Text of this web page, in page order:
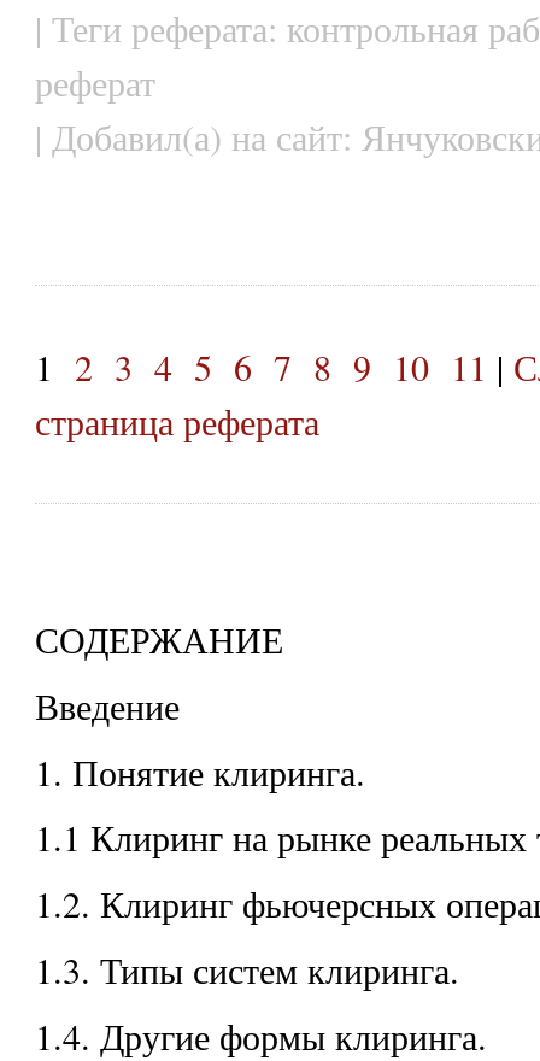
| Теги реферата: контрольная
реферат
| Добавил(а) на сайт:
1 2 3 4 5 6 7 8 9 10 11 |
страница реферата
СОДЕРЖАНИЕ
Введение
1. Понятие клиринга.
1.1 Клиринг на рынке реальных
1.2. Клиринг фьючерсных
1.3. Типы систем клиринга.
1.4. Другие формы клиринга.